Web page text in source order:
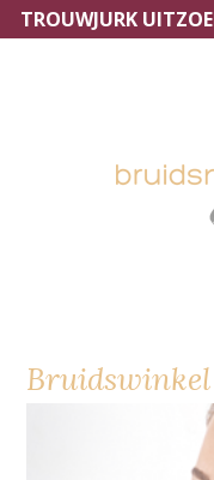
TROUWJURK